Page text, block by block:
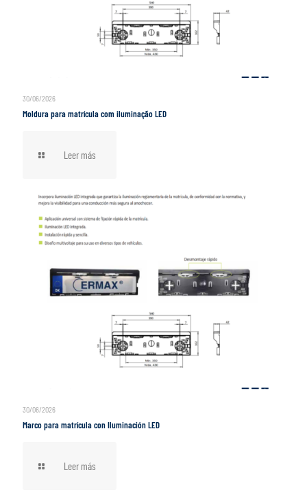
30/06/2026
Moldura para matrícula com iluminação LED
Leer más
30/06/2026
Marco para matrícula con Iluminación LED
Leer más